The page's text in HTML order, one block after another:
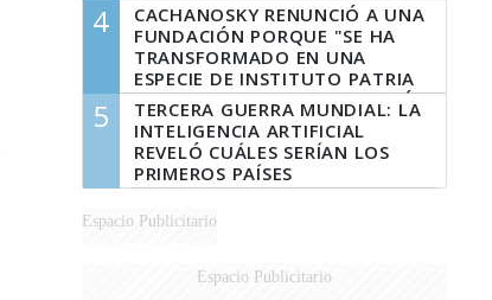
4
CACHANOSKY RENUNCIÓ A UNA
FUNDACIÓN PORQUE "SE HA
TRANSFORMADO EN UNA
ESPECIE DE INSTITUTO PATRIA
INCONDICIONAL DE LA GESTIÓN
DE MILEI"
5
TERCERA GUERRA MUNDIAL: LA
INTELIGENCIA ARTIFICIAL
REVELÓ CUÁLES SERÍAN LOS
PRIMEROS PAÍSES
LATINOAMERICANOS EN SER
DERROTADOS
Espacio Publicitario
Espacio Publicitario